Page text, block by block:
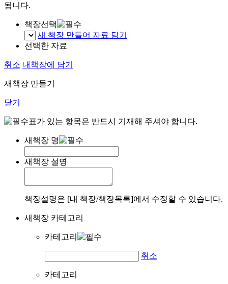
됩니다.
책장선택
새 책장 만들어 자료 담기
선택한 자료
취소 내책장에 담기
새책장 만들기
닫기
표가 있는 항목은 반드시 기재해 주셔야 합니다.
새책장 명
새책장 설명
책장설명은 [내 책장/책장목록]에서 수정할 수 있습니다.
새책장 카테고리
카테고리
취소
카테고리